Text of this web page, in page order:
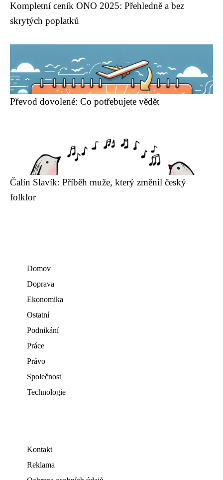
Kompletní ceník ONO 2025: Přehledně a bez
skrytých poplatků
Převod dovolené: Co potřebujete vědět
Čalín Slavík: Příběh muže, který změnil český
folklor
Domov
Doprava
Ekonomika
Ostatní
Podnikání
Práce
Právo
Společnost
Technologie
Kontakt
Reklama